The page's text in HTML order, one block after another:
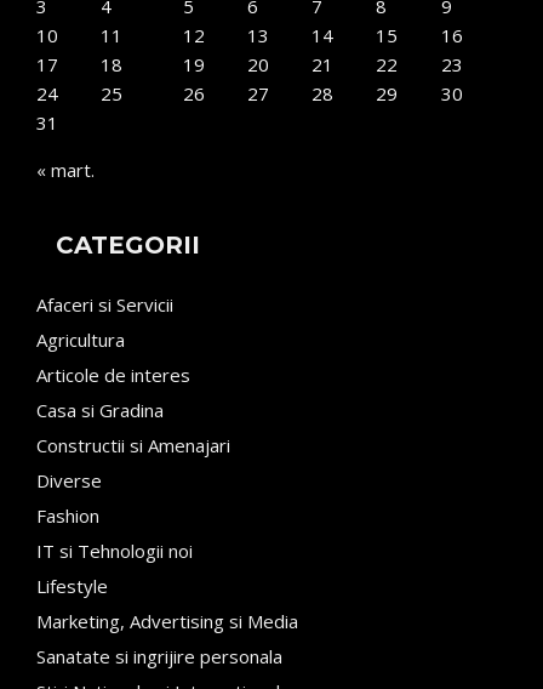
3
4 5 6 7 8
9
10
11 12 13 14 15
16
17
18 19 20 21 22
23
24
25 26 27 28 29
30
31
« mart.
CATEGORII
Afaceri si Servicii
Agricultura
Articole de interes
Casa si Gradina
Constructii si Amenajari
Diverse
Fashion
IT si Tehnologii noi
Lifestyle
Marketing, Advertising si Media
Sanatate si ingrijire personala